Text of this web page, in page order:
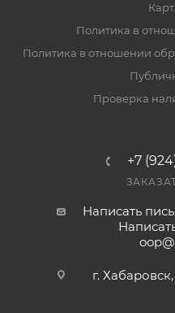
Политика в
Политика в отношении
Проверка
+7
Написать
г.